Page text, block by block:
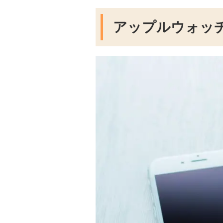
アップルウォッ